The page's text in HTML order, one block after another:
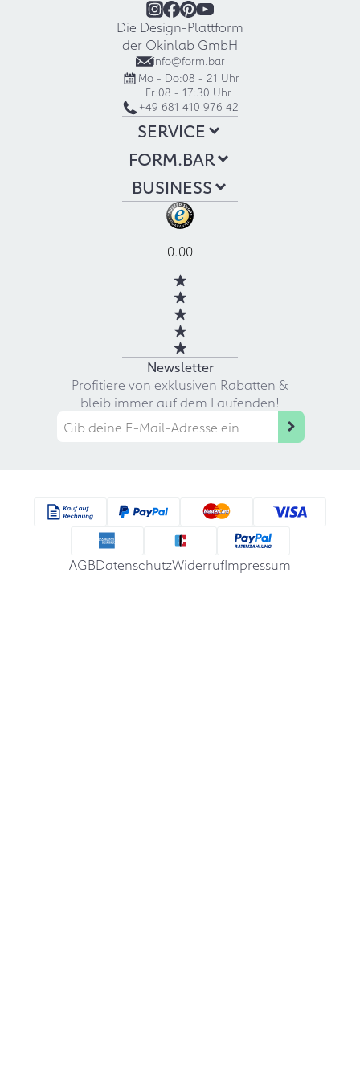
Die Design-Plattform
der Okinlab GmbH
info@form.bar
Mo - Do:08 - 21 Uhr
Fr:08 - 17:30 Uhr
+49 681 410 976 42
SERVICE
FORM.BAR
BUSINESS
0.00
Newsletter
Profitiere von exklusiven Rabatten &
bleib immer auf dem Laufenden!
AGBDatenschutzWiderrufImpressum